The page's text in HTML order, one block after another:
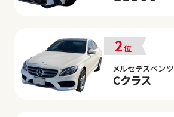
2位
メルセデスベンツ
Cクラス